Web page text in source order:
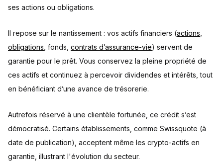
ses actions ou obligations.
Il repose sur le nantissement : vos actifs financiers (actions
obligations , fonds, contrats d’assurance-vie) servent de
garantie pour le prêt. Vous conservez la pleine propriété de
ces actifs et continuez à percevoir dividendes et intérêts, tout
en bénéficiant d’une avance de trésorerie.
Autrefois réservé à une clientèle fortunée, ce crédit s’est
démocratisé. Certains établissements, comme Swissquote (à
date de publication), acceptent même les crypto-actifs en
garantie, illustrant l'évolution du secteur.